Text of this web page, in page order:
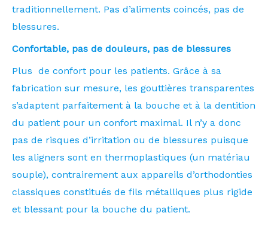
traditionnellement. Pas d’aliments coincés, pas de
blessures.
Confortable, pas de douleurs, pas de blessures
Plus de confort pour les patients. Grâce à sa
fabrication sur mesure, les gouttières transparentes
s’adaptent parfaitement à la bouche et à la dentition
du patient pour un confort maximal. Il n’y a donc
pas de risques d’irritation ou de blessures puisque
les aligners sont en thermoplastiques (un matériau
souple), contrairement aux appareils d’orthodonties
classiques constitués de fils métalliques plus rigide
et blessant pour la bouche du patient.